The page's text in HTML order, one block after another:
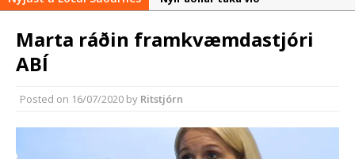
Reykjanesbæ
Erlend fyrirtæki vilja í Græna
iðngarðinn
Marta ráðin framkvæmdastjóri
ABÍ
Posted on 16/07/2020 by Ritstjórn